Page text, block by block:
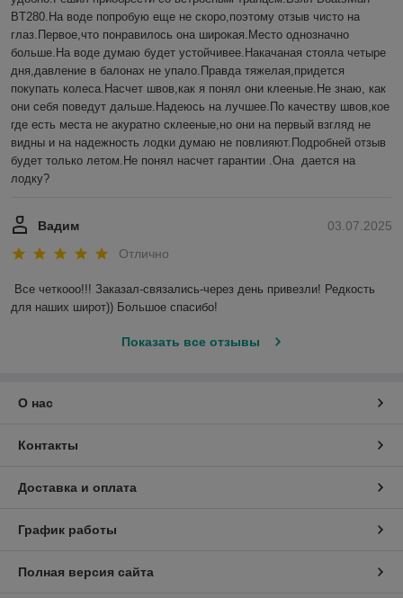
BT280.На воде попробую еще не скоро,поэтому отзыв чисто на
глаз.Первое,что понравилось она широкая.Место однозначно
больше.На воде думаю будет устойчивее.Накачаная стояла четыре
дня,давление в балонах не упало.Правда тяжелая,придется
покупать колеса.Насчет швов,как я понял они клееные.Не знаю, как
они себя поведут дальше.Надеюсь на лучшее.По качеству швов,кое
где есть места не акуратно склееные,но они на первый взгляд не
видны и на надежность лодки думаю не повлияют.Подробней отзыв
будет только летом.Не понял насчет гарантии .Она  дается на
лодку?
03.07.2025
Вадим
Отлично
Все четкооо!!! Заказал-связались-через день привезли! Редкость
для наших широт)) Большое спасибо!
Показать все отзывы
О нас
Контакты
Доставка и оплата
График работы
Полная версия сайта